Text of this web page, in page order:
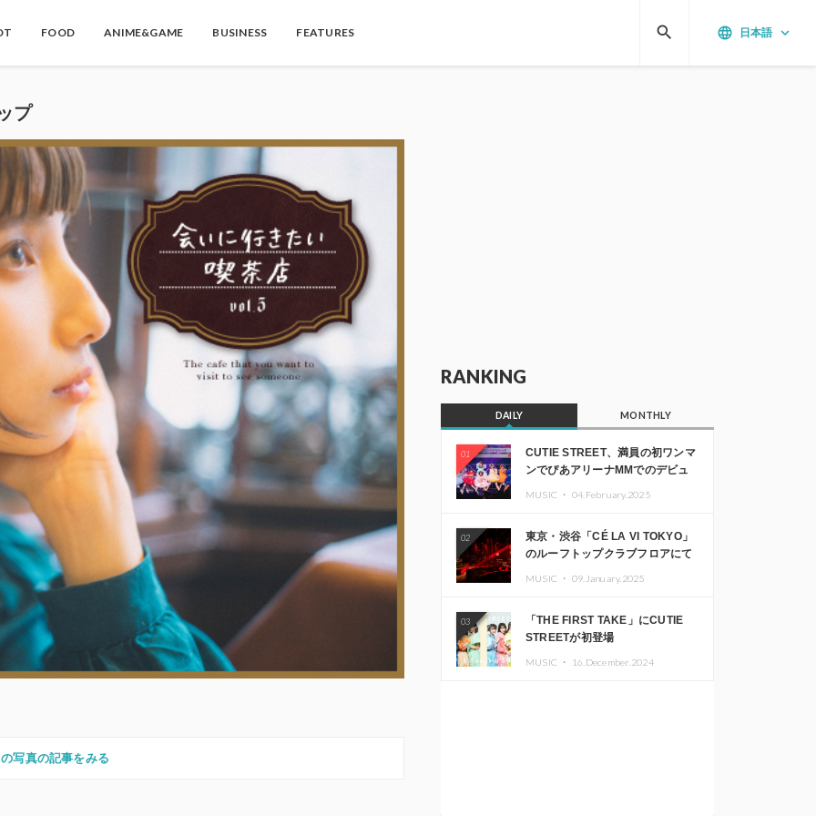
FOOD ANIME&GAME BUSINESS FEATURES language 日本語 keyboard_arrow_down
search
プ
写真の記事をみる
RANKING
DAILY MONTHLY
01
CUTIE STREET、満員の初ワンマ
ンでぴあアリーナMMでのデビュ
MUSIC ・ 04.February.2025
02
東京・渋谷「CÉ LA VI TOKYO」
のルーフトップクラブフロアにて
Kza（FORCE OF NATURE）ら日
本を代表するDJ・クリエイターが
出演
MUSIC ・ 09.January.2025
03
「THE FIRST TAKE」にCUTIE
STREETが初登場
MUSIC ・ 16.December.2024